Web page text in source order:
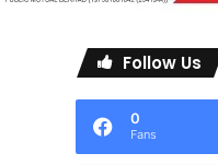
Follow Us
0
Fans